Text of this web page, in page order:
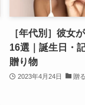
［年代別］彼女
16選｜誕生日・
贈り物
2023年4月24日 贈